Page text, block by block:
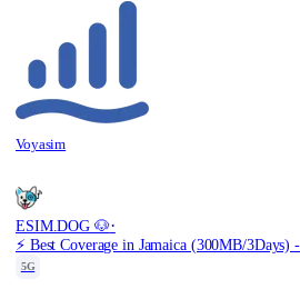
Voyasim
ESIM.DOG 🐶·
⚡️ Best Coverage in Jamaica (300MB/3Days)
5G